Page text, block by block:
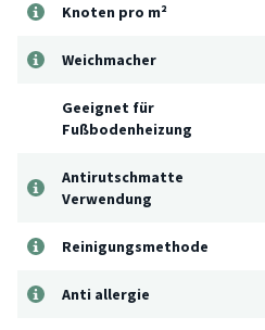
Knoten pro m²
Weichmacher
Geeignet für
Fußbodenheizung
Antirutschmatte
Verwendung
Reinigungsmethode
Anti allergie